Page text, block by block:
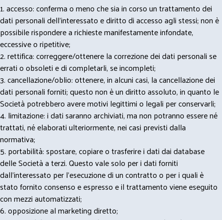
1. accesso: conferma o meno che sia in corso un trattamento dei
dati personali dell’interessato e diritto di accesso agli stessi; non è
possibile rispondere a richieste manifestamente infondate,
eccessive o ripetitive;
2. rettifica: correggere/ottenere la correzione dei dati personali se
errati o obsoleti e di completarli, se incompleti;
3. cancellazione/oblio: ottenere, in alcuni casi, la cancellazione dei
dati personali forniti; questo non è un diritto assoluto, in quanto le
Società potrebbero avere motivi legittimi o legali per conservarli;
4. limitazione: i dati saranno archiviati, ma non potranno essere né
trattati, né elaborati ulteriormente, nei casi previsti dalla
normativa;
5. portabilità: spostare, copiare o trasferire i dati dai database
delle Società a terzi. Questo vale solo per i dati forniti
dall’interessato per l’esecuzione di un contratto o per i quali è
stato fornito consenso e espresso e il trattamento viene eseguito
con mezzi automatizzati;
6. opposizione al marketing diretto;